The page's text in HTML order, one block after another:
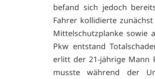
befand sich jedoch
Fahrer kollidierte
Mittelschutzplanke sowie
Pkw entstand
erlitt der 21-jährige Mann
musste während der